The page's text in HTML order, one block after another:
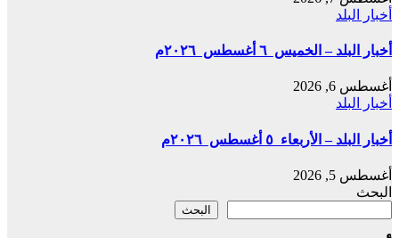
أخبار البلد
أخبار البلد – الخميس ٦ أغسطس ٢٠٢٦م
أغسطس 6, 2026
أخبار البلد
أخبار البلد – الأربعاء ٥ أغسطس ٢٠٢٦م
أغسطس 5, 2026
البحث
البحث